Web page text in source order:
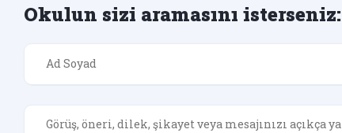
Okulun sizi aramasını isterseniz: